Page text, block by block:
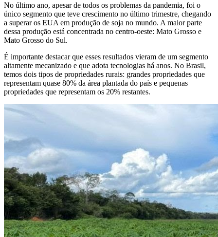
No último ano, apesar de todos os problemas da pandemia, foi o
único segmento que teve crescimento no último trimestre, chegando
a superar os EUA em produção de soja no mundo. A maior parte
dessa produção está concentrada no centro-oeste: Mato Grosso e
Mato Grosso do Sul.
É importante destacar que esses resultados vieram de um segmento
altamente mecanizado e que adota tecnologias há anos. No Brasil,
temos dois tipos de propriedades rurais: grandes propriedades que
representam quase 80% da área plantada do país e pequenas
propriedades que representam os 20% restantes.